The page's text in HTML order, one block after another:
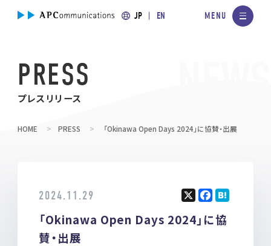
JP EN
PRESS
プレスリリース
HOME PRESS 「Okinawa Open Days 2024」に協賛・出展
2024.11.29
「Okinawa Open Days 2024」に協
賛・出展
a at